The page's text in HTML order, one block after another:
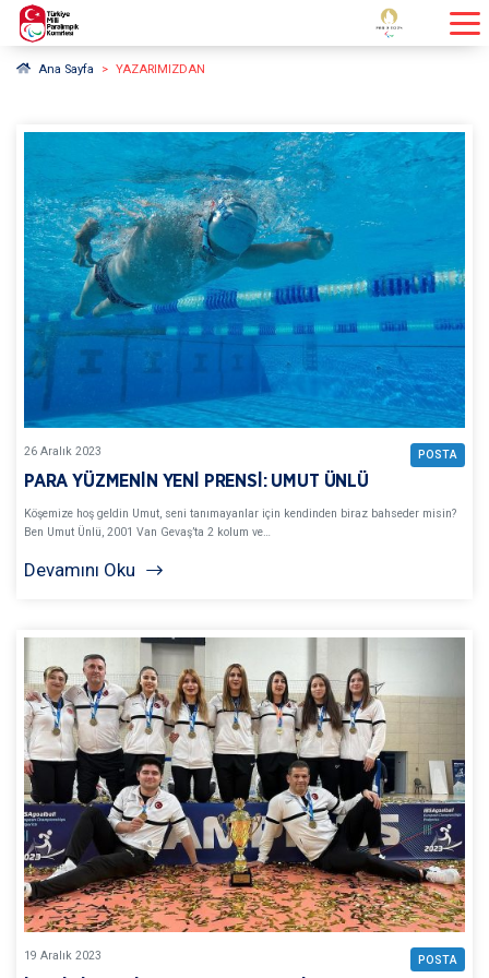
Ana Sayfa YAZARIMIZDAN
26 Aralık 2023 POSTA
PARA YÜZMENİN YENİ PRENSİ: UMUT ÜNLÜ
Köşemize hoş geldin Umut, seni tanımayanlar için kendinden biraz bahseder misin?
Ben Umut Ünlü, 2001 Van Gevaş’ta 2 kolum ve…
Devamını Oku
19 Aralık 2023 POSTA